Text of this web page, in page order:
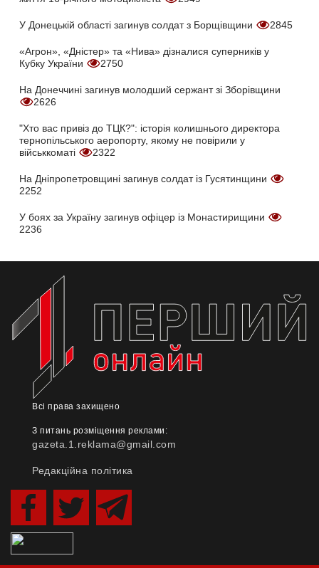
У Донецькій області загинув солдат з Борщівщини 2845
«Агрон», «Дністер» та «Нива» дізналися суперників у
Кубку України
2750
На Донеччині загинув молодший сержант зі Зборівщини
2626
"Хто вас привіз до ТЦК?": історія колишнього директора
тернопільського аеропорту, якому не повірили у
військкоматі
2322
На Дніпропетровщині загинув солдат із Гусятинщини
2252
У боях за Україну загинув офіцер із Монастирищини
2236
Всі права захищено
З питань розміщення реклами:
gazeta.1.reklama@gmail.com
Редакційна політика